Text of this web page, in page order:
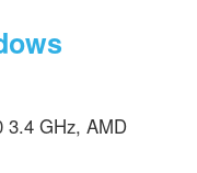
3.4 GHz, AMD